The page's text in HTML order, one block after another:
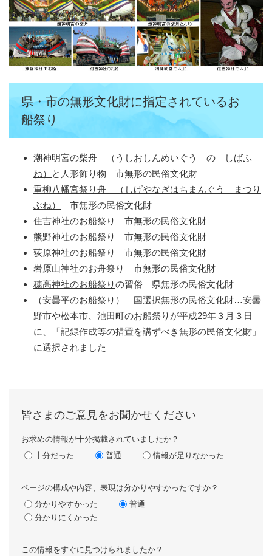
県・市の無形文化財に指定されているお
船祭り
潮神明宮の柴舟 （うしおしんめいぐう の しばふ
ね）
と人形飾り物 市無形の民俗文化財
重柳八幡宮祭り舟 （しげやなぎはちまんぐう まつり
ぶね）
市無形の民俗文化財
住吉神社のお船祭り
市無形の民俗文化財
熊野神社のお船祭り
市無形の民俗文化財
荻原神社のお船祭り 市無形の民俗文化財
岩原山神社のお舟祭り 市無形の民俗文化財
穂高神社のお船祭りの習俗 県無形の民俗文化財
（安曇平のお船祭り） 国選択無形の民俗文化財…安曇
野市や松本市、池田町のお船祭りが平成29年３月３日
に、「記録作成等の措置を講ずべき無形の民俗文化財」
に選択されました
皆さまのご意見をお聞かせください
お求めの情報が十分掲載されていましたか？
十分だった
普通 情報が足りなかった
ページの構成や内容、表現は分かりやすかったですか？
分かりやすかった
普通
分かりにくかった
この情報をすぐに見つけられましたか？